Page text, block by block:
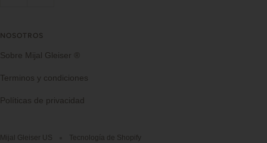
NOSOTROS
Sobre Mijal Gleiser ®
Terminos y condiciones
Políticas de privacidad
Mijal Gleiser US Tecnología de Shopify